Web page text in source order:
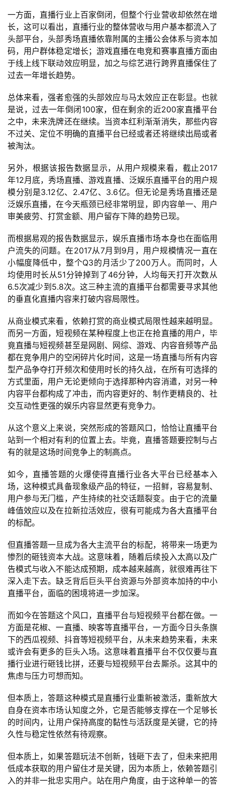
首
页
游
茶
原
创
游
戏
业
手
机
游
戏
单
一方面，直播行业上百家倒闭，但整个行业营收却依然在增
长，这可以看出，直播行业的整体营收与用户基本都流入了
头部平台，头部秀场直播依靠附属的主播公会体系与资本加
码，用户群体稳定增长；游戏直播在电竞和赛事直播方面由
于线上线下联动效应明显，加之与综艺进行跨界直播保住了
过去一年增长趋势。
总体来看，强者愈强的头部效应与马太效应正在彰显。也就
是说，过去一年倒闭100家，但在剩余的近200家直播平台
之中，未来洗牌还在继续。当资本红利渐渐消失，那些内容
不过关、定位不明确的直播平台已经或者还将继续出局或者
被淘汰。
另外，根据该报告数据显示，从用户规模来看，截止2017
年12月底，秀场直播、游戏直播、泛娱乐直播平台的用户规
模分别是3.12亿、2.47亿、3.6亿。但无论是秀场直播还是
泛娱乐直播，在今天瓶颈已经非常明显，即内容单一、用户
审美疲劳、打赏金额、用户留存下降的趋势已现。
而根据易观的报告数据显示，娱乐直播市场本身也在面临用
户流失的问题。在2017从7月到9月，用户规模情况一直在
小幅度降低中，整个Q3的月活少了200万人。而同时，人
均使用时长从51分钟掉到了46分钟，人均每天打开次数从
6.5次减少到5.8次。这三种主流的直播平台都需要寻求其他
的垂直化直播内容来打破内容局限性。
从商业模式来看，依赖打赏的商业模式局限性越来越明显。
而另一方面，短视频在某种程度上也正在抢直播的用户，毕
竟直播与短视频甚至是网剧、网综、游戏、内容音频等产品
都在竞争用户的空闲碎片化时间，这是一场直播与所有内容
型产品争夺打开频次和使用时长的持久战，在所有可选择的
方式里面，用户无论更倾向于选择那种内容消遣，对另一种
内容平台都构成了冲击，而内容更好的、制作更精良的、社
交互动性更强的娱乐内容显然更有竞争力。
从这个意义上来说，突然形成的答题风口，恰恰让直播平台
站到一个相对有利的位置上去。毕竟，直播答题要控制与占
有的就是这场时间竞争上的制高点。
如今，直播答题的火爆使得直播行业各大平台已经基本入
场，这种模式具备现象级产品的特征，一招鲜，容易复制、
用户参与无门槛，产生持续的社交话题裂变。由于它的流量
峰值效应以及在拉新拉活效应，很有可能成为各大直播平台
的标配。
但直播答题一旦成为各大主流平台的标配，将带来一场更为
惨烈的砸钱资本大战。这意味着，随着后续投入太高以及广
告模式与收入不能达成预期，成本越来越高，就很难再往下
深入走下去。缺乏背后巨头平台资源与外部资本加持的中小
直播平台，面临的困境将进一步加深。
而如今在答题这个风口，直播平台与短视频平台都在做。一
方面是花椒、一直播、映客等直播平台，一方面今日头条旗
下的西瓜视频、抖音等短视频平台，从未来趋势来看，未来
或许会有更多的巨头入场。这意味着直播平台不仅仅要与直
播行业进行砸钱比拼，还要与短视频平台去厮杀。这其中的
焦虑与压力可想而知。
但本质上，答题这种模式是直播行业重新被激活，重新放大
自身在资本市场认知度之外，它是否能够支撑在一个足够长
的时间内，让用户保持高度的黏性与活跃度是关键，它的持
久性与稳定性依然有待观察。
但本质上，如果答题玩法不创新，钱砸下去了，但未来把用
低成本获取的用户留住才是关键，因为本质上，依赖答题引
入的并非一批忠实用户。站在用户角度，由于这种单一的答